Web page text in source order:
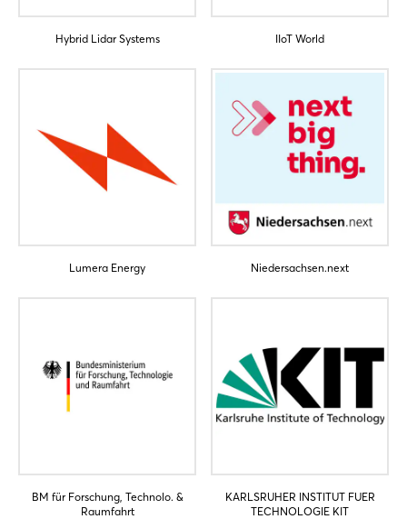
Hybrid Lidar Systems IIoT World
Lumera Energy Niedersachsen.next
BM für Forschung, Technolo. &
Raumfahrt
KARLSRUHER INSTITUT FUER
TECHNOLOGIE KIT
Einloggen
Passwort vergessen?